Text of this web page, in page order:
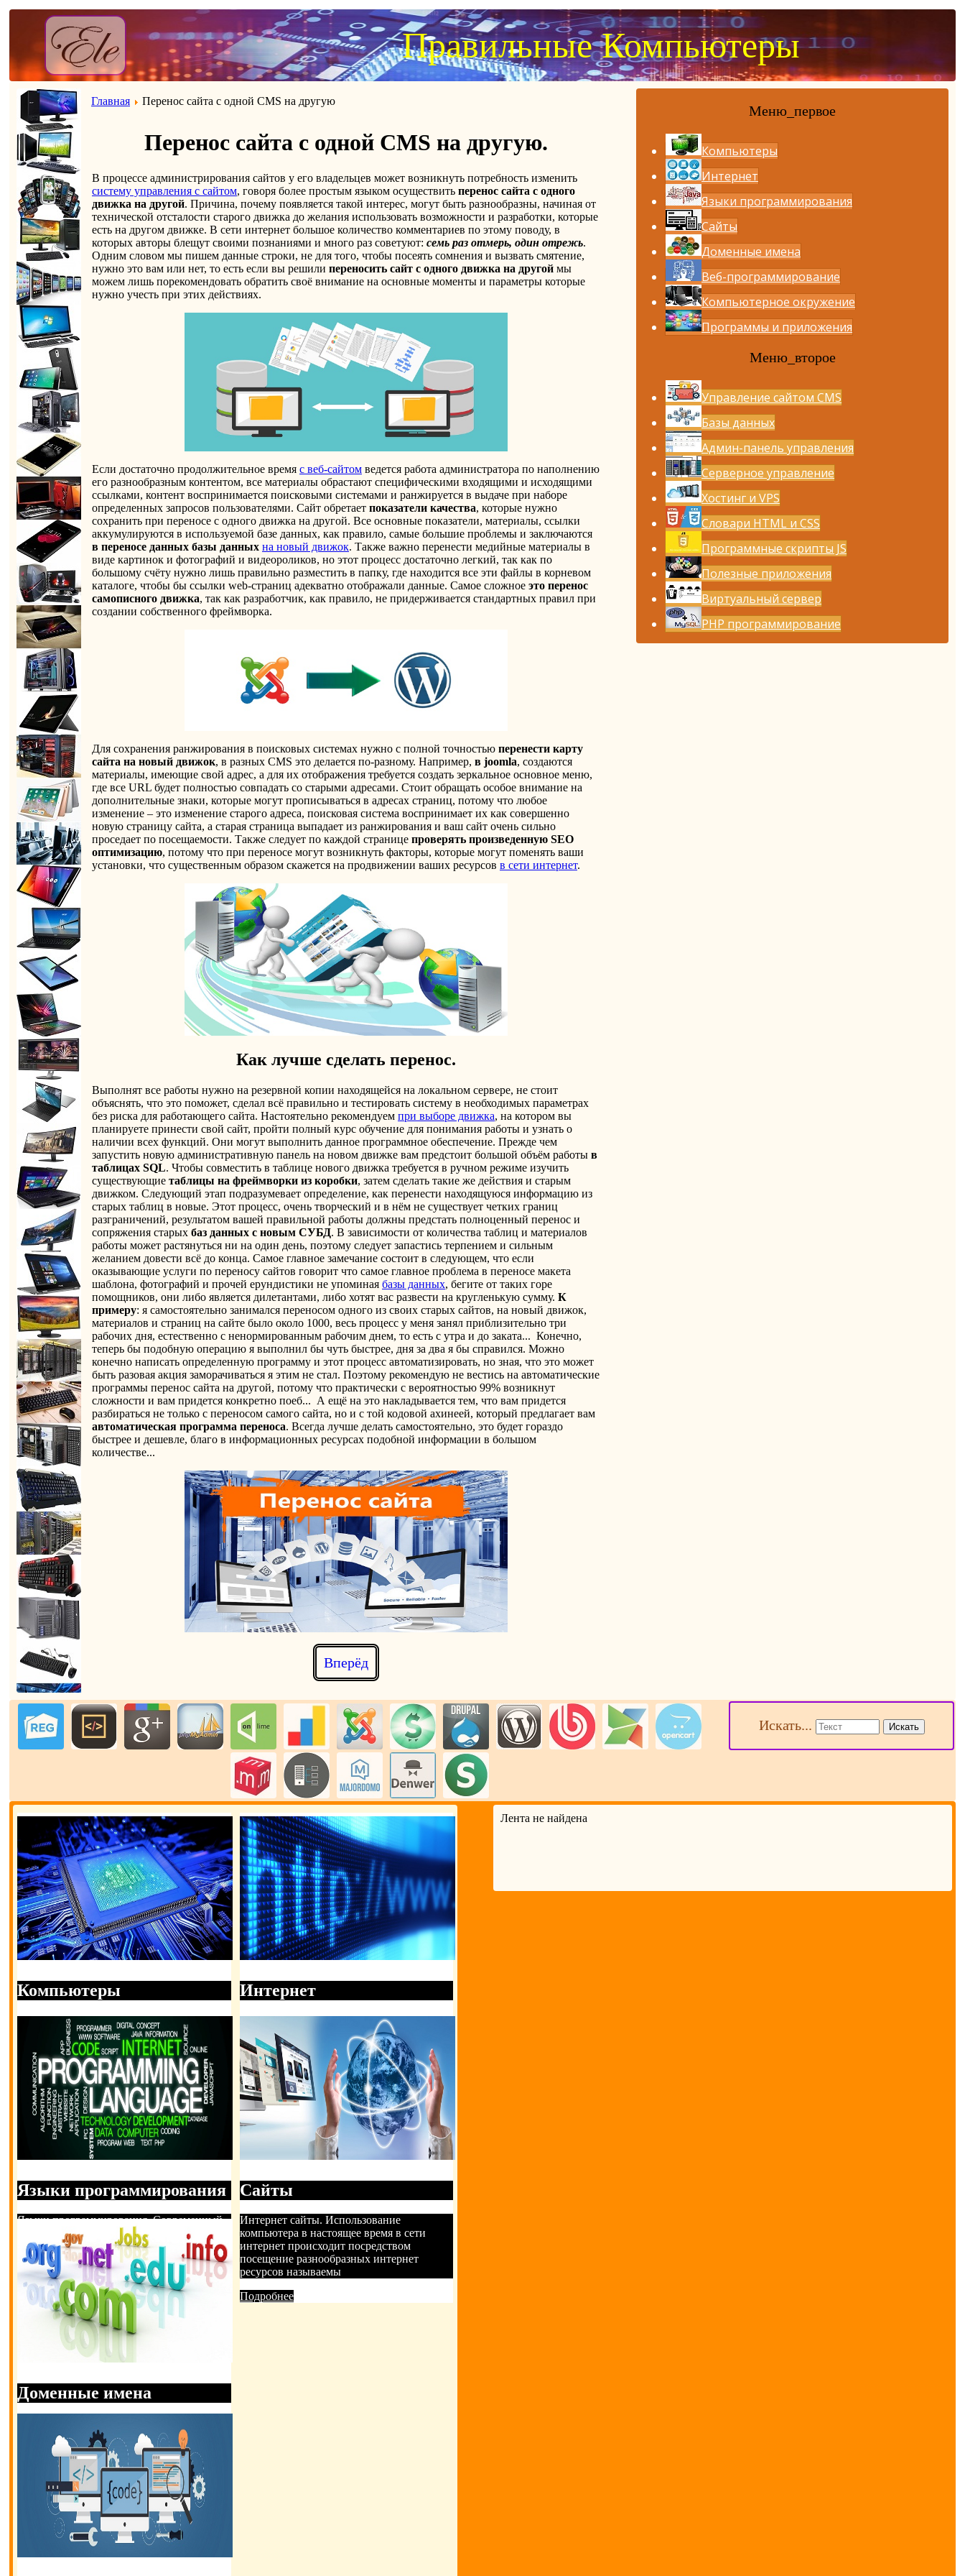
Правильные Компьютеры
Главная Перенос сайта с одной CMS на другую
Перенос сайта с одной CMS на другую.
В процессе администрирования сайтов у его владельцев может возникнуть потребность изменить
систему управления с сайтом, говоря более простым языком осуществить перенос сайта с одного
движка на другой. Причина, почему появляется такой интерес, могут быть разнообразны, начиная от
технической отсталости старого движка до желания использовать возможности и разработки, которые
есть на другом движке. В сети интернет большое количество комментариев по этому поводу, в
которых авторы блещут своими познаниями и много раз советуют: семь раз отмерь, один отрежь.
Одним словом мы пишем данные строки, не для того, чтобы посеять сомнения и вызвать смятение,
нужно это вам или нет, то есть если вы решили переносить сайт с одного движка на другой мы
можем лишь порекомендовать обратить своё внимание на основные моменты и параметры которые
нужно учесть при этих действиях.
Если достаточно продолжительное время с веб-сайтом ведется работа администратора по наполнению
его разнообразным контентом, все материалы обрастают специфическими входящими и исходящими
ссылками, контент воспринимается поисковыми системами и ранжируется в выдаче при наборе
определенных запросов пользователями. Сайт обретает показатели качества, которые нужно
сохранить при переносе с одного движка на другой. Все основные показатели, материалы, ссылки
аккумулируются в используемой базе данных, как правило, самые большие проблемы и заключаются
в переносе данных базы данных на новый движок. Также важно перенести медийные материалы в
виде картинок и фотографий и видеороликов, но этот процесс достаточно легкий, так как по
большому счёту нужно лишь правильно разместить в папку, где находится все эти файлы в корневом
каталоге, чтобы бы ссылки web-страниц адекватно отображали данные. Самое сложное это перенос
самописного движка, так как разработчик, как правило, не придерживается стандартных правил при
создании собственного фреймворка.
Для сохранения ранжирования в поисковых системах нужно с полной точностью перенести карту
сайта на новый движок, в разных CMS это делается по-разному. Например, в joomla, создаются
материалы, имеющие свой адрес, а для их отображения требуется создать зеркальное основное меню,
где все URL будет полностью совпадать со старыми адресами. Стоит обращать особое внимание на
дополнительные знаки, которые могут прописываться в адресах страниц, потому что любое
изменение – это изменение старого адреса, поисковая система воспринимает их как совершенно
новую страницу сайта, а старая страница выпадает из ранжирования и ваш сайт очень сильно
проседает по посещаемости. Также следует по каждой странице проверять произведенную SEO
оптимизацию, потому что при переносе могут возникнуть факторы, которые могут поменять ваши
установки, что существенным образом скажется на продвижении ваших ресурсов в сети интернет.
Как лучше сделать перенос.
Выполнят все работы нужно на резервной копии находящейся на локальном сервере, не стоит
объяснять, что это поможет, сделал всё правильно и тестировать систему в необходимых параметрах
без риска для работающего сайта. Настоятельно рекомендуем при выборе движка, на котором вы
планируете принести свой сайт, пройти полный курс обучение для понимания работы и узнать о
наличии всех функций. Они могут выполнить данное программное обеспечение. Прежде чем
запустить новую административную панель на новом движке вам предстоит большой объём работы в
таблицах SQL. Чтобы совместить в таблице нового движка требуется в ручном режиме изучить
существующие таблицы на фреймворки из коробки, затем сделать такие же действия и старым
движком. Следующий этап подразумевает определение, как перенести находящуюся информацию из
старых таблиц в новые. Этот процесс, очень творческий и в нём не существует четких границ
разграничений, результатом вашей правильной работы должны предстать полноценный перенос и
сопряжения старых баз данных с новым СУБД. В зависимости от количества таблиц и материалов
работы может растянуться ни на один день, поэтому следует запастись терпением и сильным
желанием довести всё до конца. Самое главное замечание состоит в следующем, что если
оказывающие услуги по переносу сайтов говорит что самое главное проблема в переносе макета
шаблона, фотографий и прочей ерундистики не упоминая базы данных, бегите от таких горе
помощников, они либо является дилетантами, либо хотят вас развести на кругленькую сумму. К
примеру: я самостоятельно занимался переносом одного из своих старых сайтов, на новый движок,
материалов и страниц на сайте было около 1000, весь процесс у меня занял приблизительно три
рабочих дня, естественно с ненормированным рабочим днем, то есть с утра и до заката... Конечно,
теперь бы подобную операцию я выполнил бы чуть быстрее, дня за два я бы справился. Можно
конечно написать определенную программу и этот процесс автоматизировать, но зная, что это может
быть разовая акция заморачиваться я этим не стал. Поэтому рекомендую не вестись на автоматические
программы перенос сайта на другой, потому что практически с вероятностью 99% возникнут
сложности и вам придется конкретно поеб... А ещё на это накладывается тем, что вам придется
разбираться не только с переносом самого сайта, но и с той кодовой ахинеей, который предлагает вам
автоматическая программа переноса. Всегда лучше делать самостоятельно, это будет гораздо
быстрее и дешевле, благо в информационных ресурсах подобной информации в большом
количестве...
Вперёд
Меню_первое
Компьютеры
Интернет
Языки программирования
Сайты
Доменные имена
Веб-программирование
Компьютерное окружение
Программы и приложения
Меню_второе
Управление сайтом CMS
Базы данных
Админ-панель управления
Серверное управление
Хостинг и VPS
Словари HTML и CSS
Программные скрипты JS
Полезные приложения
Виртуальный сервер
PHP программирование
Искать... Искать
Компьютеры
Компьютерная техника. Техника, которая
позволяет производить вычисления,
собранное из определённых устройств или
представляющая собой какой-либо сист
Подробнее
Интернет
Сеть интернет. В жизнь современного
общества самым активным образом
ворвалась новая реальность, сеть интернет
за достаточно короткое время завоевала
Подробнее
Языки программирования
Языки программирования. Современный
Мир компьютеров невозможен без языков
программирования, они призваны дать
возможность человеку производить постан
Подробнее
Сайты
Интернет сайты. Использование
компьютера в настоящее время в сети
интернет происходит посредством
посещение разнообразных интернет
ресурсов называемы
Подробнее
Доменные имена
ассоциируется с установленными
доменными именами сайтов размещённых
на серверах общую всемирную паутину.
Доменное имя п
Подробнее
Лента не найдена